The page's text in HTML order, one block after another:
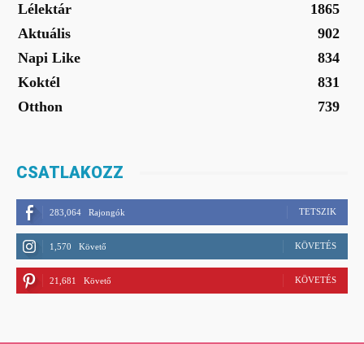
Lélektár
1865
Aktuális
902
Napi Like
834
Koktél
831
Otthon
739
CSATLAKOZZ
283,064 Rajongók TETSZIK
1,570 Követő KÖVETÉS
21,681 Követő KÖVETÉS